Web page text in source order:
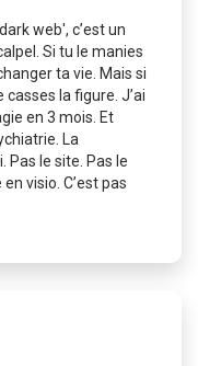
web', c’est un
Si tu le manies
ta vie. Mais si
la figure. J’ai
en 3 mois. Et
La
Pas le site. Pas le
visio. C’est pas